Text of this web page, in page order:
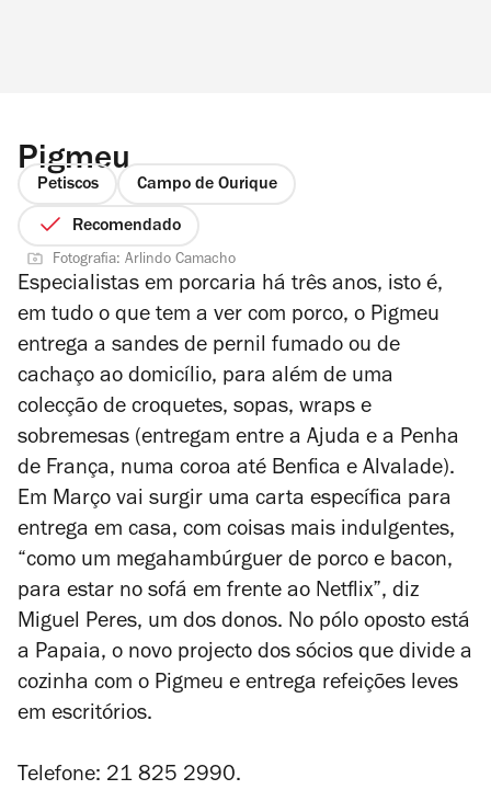
Pigmeu
Petiscos Campo de Ourique
Recomendado
Fotografia: Arlindo Camacho
Especialistas em porcaria há três anos, isto é,
em tudo o que tem a ver com porco, o Pigmeu
entrega a sandes de pernil fumado ou de
cachaço ao domicílio, para além de uma
colecção de croquetes, sopas, wraps e
sobremesas (entregam entre a Ajuda e a Penha
de França, numa coroa até Benfica e Alvalade).
Em Março vai surgir uma carta específica para
entrega em casa, com coisas mais indulgentes,
“como um megahambúrguer de porco e bacon,
para estar no sofá em frente ao Netflix”, diz
Miguel Peres, um dos donos. No pólo oposto está
a Papaia, o novo projecto dos sócios que divide a
cozinha com o Pigmeu e entrega refeições leves
em escritórios.
Telefone: 21 825 2990.